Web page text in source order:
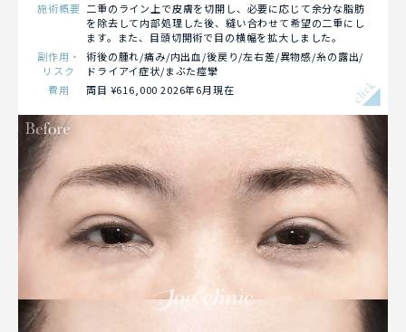
施術概要 二重のライン上で皮膚を切開し、必要に応じて余分な脂肪
を除去して内部処理した後、縫い合わせて希望の二重にし
ます。また、目頭切開術で目の横幅を拡大しました。
副作用・
リスク
術後の腫れ/痛み/内出血/後戻り/左右差/異物感/糸の露出/
ドライアイ症状/まぶた痙攣
費用
両目 ¥616,000 2026年6月現在 click